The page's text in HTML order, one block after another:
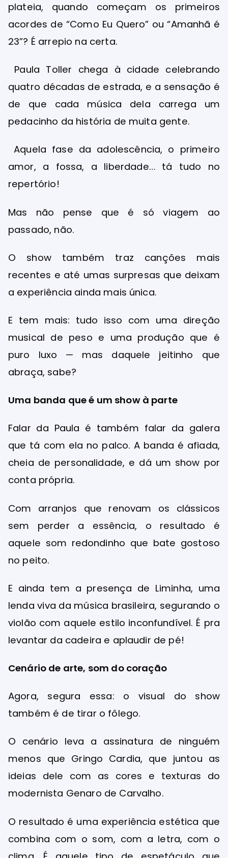
plateia, quando começam os primeiros
acordes de “Como Eu Quero” ou “Amanhã é
23”? É arrepio na certa.
Paula Toller chega à cidade celebrando
quatro décadas de estrada, e a sensação é
de que cada música dela carrega um
pedacinho da história de muita gente.
Aquela fase da adolescência, o primeiro
amor, a fossa, a liberdade… tá tudo no
repertório!
Mas não pense que é só viagem ao
passado, não.
O show também traz canções mais
recentes e até umas surpresas que deixam
a experiência ainda mais única.
E tem mais: tudo isso com uma direção
musical de peso e uma produção que é
puro luxo — mas daquele jeitinho que
abraça, sabe?
Uma banda que é um show à parte
Falar da Paula é também falar da galera
que tá com ela no palco. A banda é afiada,
cheia de personalidade, e dá um show por
conta própria.
Com arranjos que renovam os clássicos
sem perder a essência, o resultado é
aquele som redondinho que bate gostoso
no peito.
E ainda tem a presença de Liminha, uma
lenda viva da música brasileira, segurando o
violão com aquele estilo inconfundível. É pra
levantar da cadeira e aplaudir de pé!
Cenário de arte, som do coração
Agora, segura essa: o visual do show
também é de tirar o fôlego.
O cenário leva a assinatura de ninguém
menos que Gringo Cardia, que juntou as
ideias dele com as cores e texturas do
modernista Genaro de Carvalho.
O resultado é uma experiência estética que
combina com o som, com a letra, com o